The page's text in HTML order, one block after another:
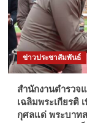
ข่าวประชาสัมพันธ์
สำนักงานตำรวจ
เฉลิมพระเกียรติ
กุศลแด่ พระบาท